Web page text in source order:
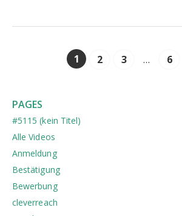
1 2 3 … 6
PAGES
#5115 (kein Titel)
Alle Videos
Anmeldung
Bestätigung
Bewerbung
cleverreach